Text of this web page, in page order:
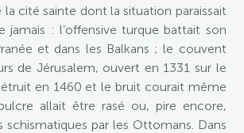
cité sainte dont la situation paraissait
jamais : l’offensive turque battait son
et dans les Balkans ; le couvent
de Jérusalem, ouvert en 1331 sur le
en 1460 et le bruit courait même
allait être rasé ou, pire encore,
schismatiques par les Ottomans. Dans